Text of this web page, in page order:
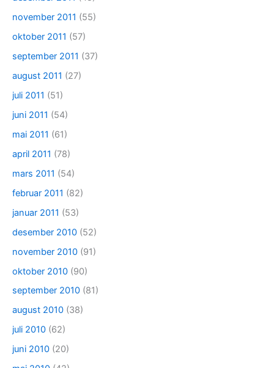
november 2011 (55)
oktober 2011 (57)
september 2011 (37)
august 2011 (27)
juli 2011 (51)
juni 2011 (54)
mai 2011 (61)
april 2011 (78)
mars 2011 (54)
februar 2011 (82)
januar 2011 (53)
desember 2010 (52)
november 2010 (91)
oktober 2010 (90)
september 2010 (81)
august 2010 (38)
juli 2010 (62)
juni 2010 (20)